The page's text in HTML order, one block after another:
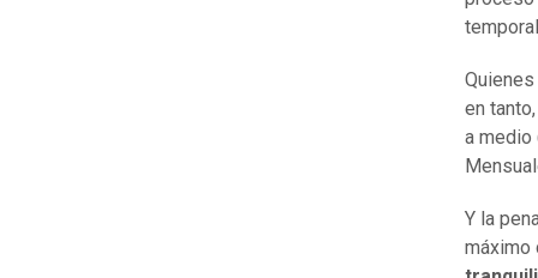
Quienes
en
a medio
Y la
máximo